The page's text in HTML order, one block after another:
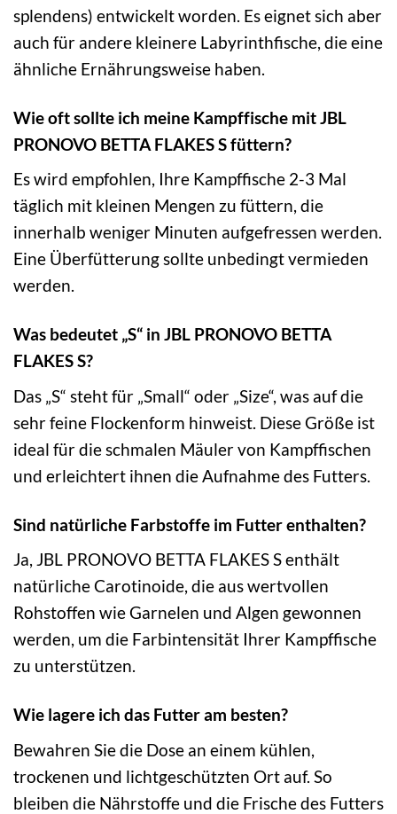
splendens) entwickelt worden. Es eignet sich aber
auch für andere kleinere Labyrinthfische, die eine
ähnliche Ernährungsweise haben.
Wie oft sollte ich meine Kampffische mit JBL
PRONOVO BETTA FLAKES S füttern?
Es wird empfohlen, Ihre Kampffische 2-3 Mal
täglich mit kleinen Mengen zu füttern, die
innerhalb weniger Minuten aufgefressen werden.
Eine Überfütterung sollte unbedingt vermieden
werden.
Was bedeutet „S“ in JBL PRONOVO BETTA
FLAKES S?
Das „S“ steht für „Small“ oder „Size“, was auf die
sehr feine Flockenform hinweist. Diese Größe ist
ideal für die schmalen Mäuler von Kampffischen
und erleichtert ihnen die Aufnahme des Futters.
Sind natürliche Farbstoffe im Futter enthalten?
Ja, JBL PRONOVO BETTA FLAKES S enthält
natürliche Carotinoide, die aus wertvollen
Rohstoffen wie Garnelen und Algen gewonnen
werden, um die Farbintensität Ihrer Kampffische
zu unterstützen.
Wie lagere ich das Futter am besten?
Bewahren Sie die Dose an einem kühlen,
trockenen und lichtgeschützten Ort auf. So
bleiben die Nährstoffe und die Frische des Futters